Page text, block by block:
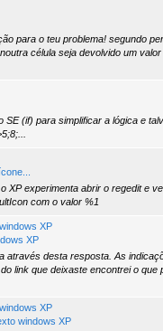
para o teu problema! segundo
célula seja devolvido um valor
(if) para simplificar a lógica e
XP experimenta abrir o regedit e
com o valor %1
XP
XP
através desta resposta. As
link que deixaste encontrei o que
XP
windows XP